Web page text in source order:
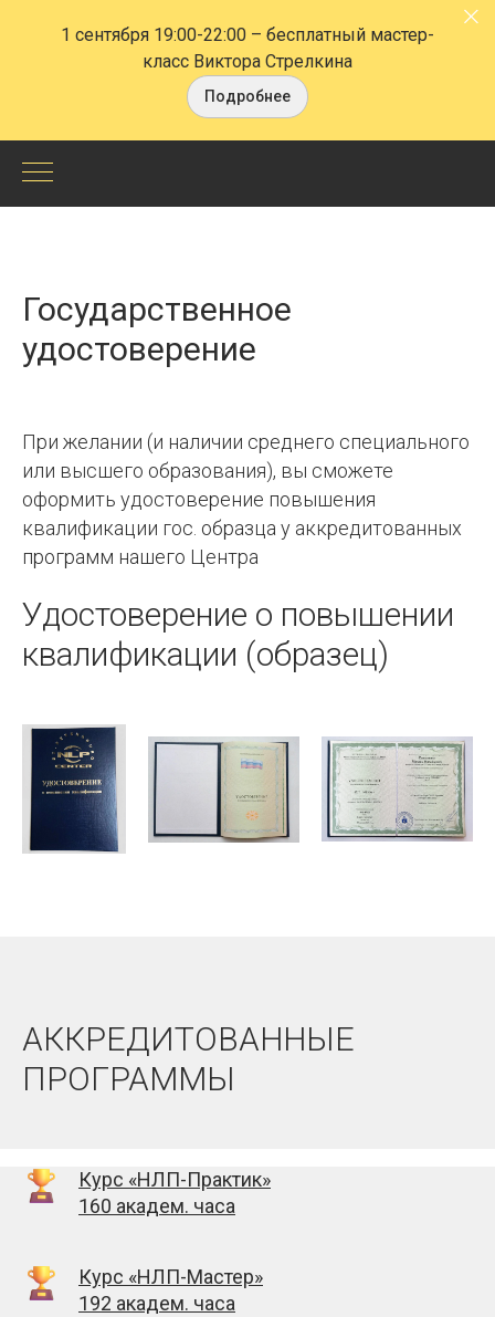
1 сентября 19:00-22:00 – бесплатный мастер-
класс Виктора Стрелкина
Подробнее
образца
аккредитованных
программ
по
НЛП,
Коучингу
Эриксоновскому
гипнозу
СПб
Центр
Государственное
удостоверение
При желании (и наличии среднего специального
или высшего образования), вы сможете
оформить удостоверение повышения
квалификации гос. образца у аккредитованных
программ нашего Центра
Удостоверение о повышении
квалификации (образец)
АККРЕДИТОВАННЫЕ
ПРОГРАММЫ
Курс «НЛП-Практик»
160 академ. часа
Курс «НЛП-Мастер»
192 академ. часа